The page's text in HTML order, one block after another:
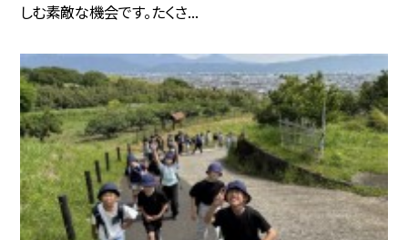
しむ素敵な機会です。たくさ...